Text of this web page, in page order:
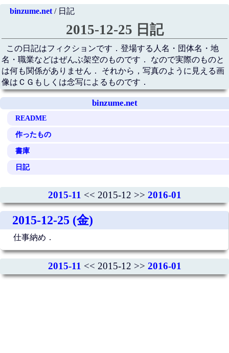
binzume.net/ 日記
2015-12-25 日記
この日記はフィクションです．登場する人名・団体名・地
名・職業などはぜんぶ架空のものです． なので実際のものと
は何も関係がありません． それから，写真のように見える画
像はＣＧもしくは念写によるものです．
binzume.net
README
作ったもの
書庫
日記
2015-11 << 2015-12 >> 2016-01
2015-12-25 (金)
仕事納め．
2015-11 << 2015-12 >> 2016-01